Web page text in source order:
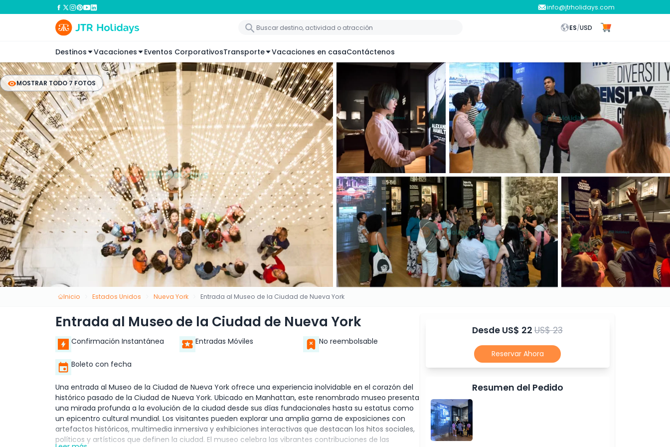
info@jtrholidays.com
ES/USD
Destinos Vacaciones Eventos CorporativosTransporte Vacaciones en casaContáctenos
MOSTRAR TODO 7 FOTOS
Inicio Estados Unidos Nueva York Entrada al Museo de la Ciudad de Nueva York
Entrada al Museo de la Ciudad de Nueva York
Confirmación Instantánea Entradas Móviles No reembolsable
Boleto con fecha
Una entrada al Museo de la Ciudad de Nueva York ofrece una experiencia inolvidable en el corazón del
histórico pasado de la Ciudad de Nueva York. Ubicado en Manhattan, este renombrado museo presenta
una mirada profunda a la evolución de la ciudad desde sus días fundacionales hasta su estatus como
un epicentro cultural mundial. Los visitantes pueden explorar una amplia gama de exposiciones con
artefactos históricos, multimedia inmersiva y exhibiciones interactivas que destacan los hitos sociales,
políticos y artísticos que definen la ciudad. El museo celebra las vibrantes contribuciones de las
Desde US$ 22US$ 23
Reservar Ahora
Resumen del Pedido